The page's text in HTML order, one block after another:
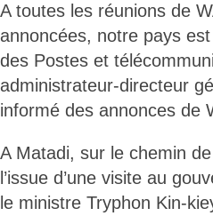
A toutes les réunions de
annoncées, notre pays
des Postes et
administrateur-directeur
informé des annonces de
A Matadi, sur le chemin
l’issue d’une visite au
le ministre Tryphon Kin-